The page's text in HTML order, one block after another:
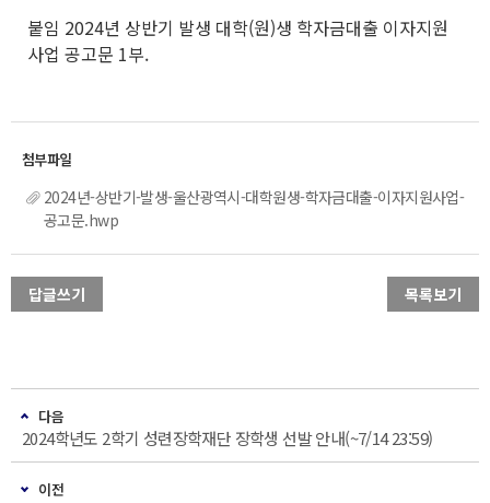
붙임 2024년 상반기 발생 대학(원)생 학자금대출 이자지원
사업 공고문 1부.
2024년-상반기-발생-울산광역시-대학원생-학자금대출-이자지원사업-
공고문.hwp
답글쓰기 목록보기
다음
2024학년도 2학기 성련장학재단 장학생 선발 안내(~7/14 23:59)
이전